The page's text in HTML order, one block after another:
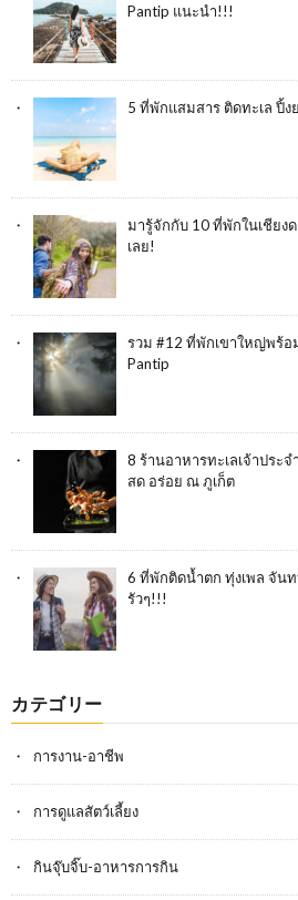
Pantip แนะนำ!!!
5 ที่พักแสมสาร ติดทะเล ปิ้ง
มารู้จักกับ 10 ที่พักในเชียง
เลย!
รวม #12 ที่พักเขาใหญ่พร้อ
Pantip
8 ร้านอาหารทะเลเจ้าประ
สด อร่อย ณ ภูเก็ต
6 ที่พักติดน้ำตก ทุ่งเพล จัน
รัวๆ!!!
カテゴリー
การงาน-อาชีพ
การดูแลสัตว์เลี้ยง
กินจุ๊บจิ๊บ-อาหารการกิน